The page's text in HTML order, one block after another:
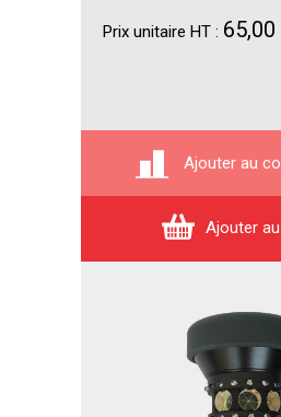
Prix unitaire HT : 65,00
Ajouter au
Ajouter